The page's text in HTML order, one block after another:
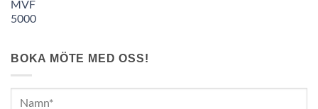
BOKA MÖTE MED OSS!